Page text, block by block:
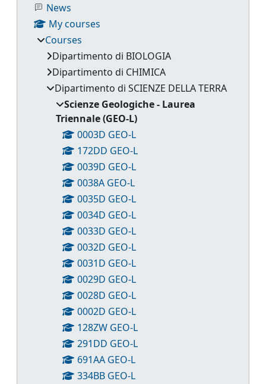
News
My courses
Courses
Dipartimento di BIOLOGIA
Dipartimento di CHIMICA
Dipartimento di SCIENZE DELLA TERRA
Scienze Geologiche - Laurea
Triennale (GEO-L)
0003D GEO-L
172DD GEO-L
0039D GEO-L
0038A GEO-L
0035D GEO-L
0034D GEO-L
0033D GEO-L
0032D GEO-L
0031D GEO-L
0029D GEO-L
0028D GEO-L
0002D GEO-L
128ZW GEO-L
291DD GEO-L
691AA GEO-L
334BB GEO-L